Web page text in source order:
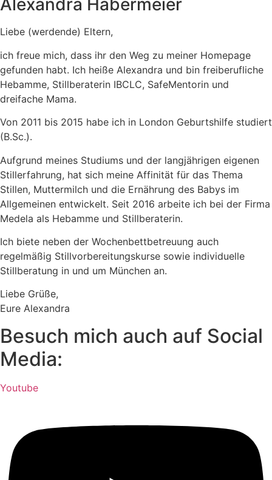
Alexandra Habermeier
Liebe (werdende) Eltern,
ich freue mich, dass ihr den Weg zu meiner Homepage
gefunden habt. Ich heiße Alexandra und bin freiberufliche
Hebamme, Stillberaterin IBCLC, SafeMentorin und
dreifache Mama.
Von 2011 bis 2015 habe ich in London Geburtshilfe studiert
(B.Sc.).
Aufgrund meines Studiums und der langjährigen eigenen
Stillerfahrung, hat sich meine Affinität für das Thema
Stillen, Muttermilch und die Ernährung des Babys im
Allgemeinen entwickelt. Seit 2016 arbeite ich bei der Firma
Medela als Hebamme und Stillberaterin.
Ich biete neben der Wochenbettbetreuung auch
regelmäßig Stillvorbereitungskurse sowie individuelle
Stillberatung in und um München an.
Liebe Grüße,
Eure Alexandra
Besuch mich auch auf Social
Media:
Youtube